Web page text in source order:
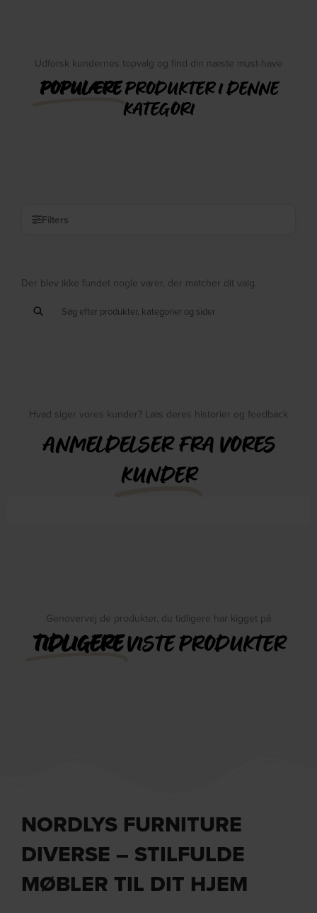
Udforsk kundernes topvalg og find din næste must-have
POPULÆREPRODUKTER I DENNE
KATEGORI
Filters
Der blev ikke fundet nogle varer, der matcher dit valg.
Hvad siger vores kunder? Læs deres historier og feedback
ANMELDELSER FRA VORES
KUNDER
Genovervej de produkter, du tidligere har kigget på
TIDLIGEREVISTE PRODUKTER
NORDLYS FURNITURE
DIVERSE – STILFULDE
MØBLER TIL DIT HJEM